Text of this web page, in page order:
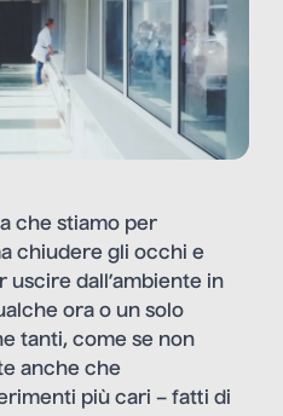
che stiamo per
chiudere gli occhi e
uscire dall’ambiente in
ora o un solo
tanti, come se non
anche che
più cari – fatti di